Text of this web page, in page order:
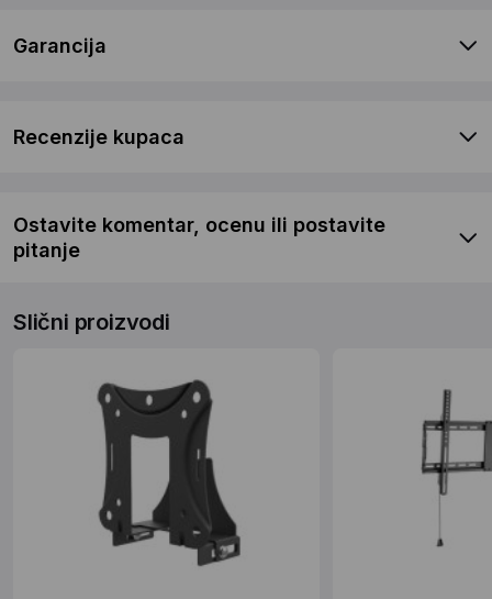
Garancija
Recenzije kupaca
Ostavite komentar, ocenu ili postavite
pitanje
Slični proizvodi